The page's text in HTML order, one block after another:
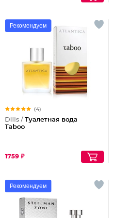
Рекомендуем
(4)
Dilis / Туалетная вода
Taboo
1759 ₽
Рекомендуем